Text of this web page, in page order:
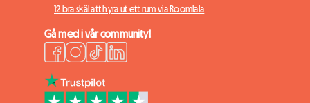
12 bra skäl att hyra ut ett rum via Roomlala
Gå med i vår community!